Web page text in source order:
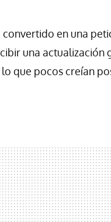
convertido en una
una
que pocos creían